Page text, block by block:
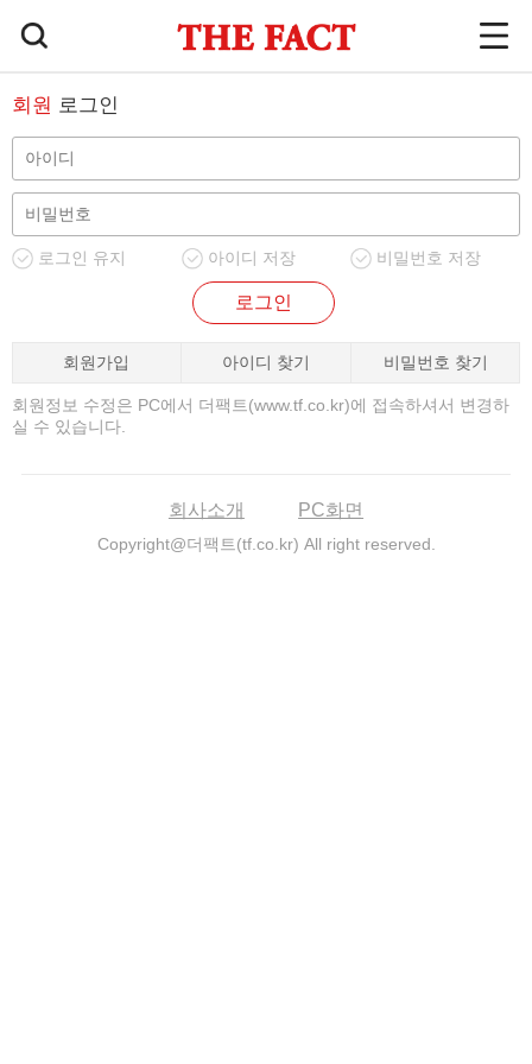
회원 로그인
로그인 유지 아이디 저장 비밀번호 저장
로그인
회원가입 아이디 찾기 비밀번호 찾기
회원정보 수정은 PC에서 더팩트(www.tf.co.kr)에 접속하셔서 변경하
실 수 있습니다.
회사소개 PC화면
Copyright@더팩트(tf.co.kr) All right reserved.